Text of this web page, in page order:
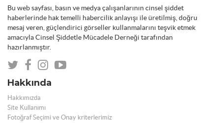
Bu web sayfası, basın ve medya çalışanlarının cinsel şiddet
haberlerinde hak temelli habercilik anlayışı ile üretilmiş, doğru
mesaj veren, güçlendirici görseller kullanmalarını teşvik etmek
amacıyla Cinsel Şiddetle Mücadele Derneği tarafından
hazırlanmıştır.
Hakkında
Hakkımızda
Site Kullanımı
Fotoğraf Seçimi ve Onay kriterlerimiz